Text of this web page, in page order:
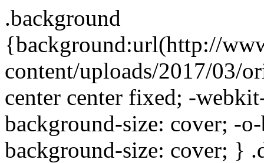
.background
{background:url(http://
content/uploads/2017/03/
center center fixed; -
background-size: cover; -
background-size: cover; }